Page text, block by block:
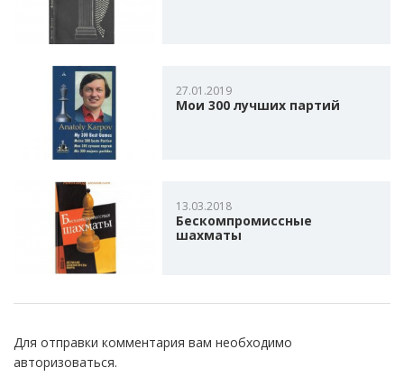
27.01.2019
Мои 300 лучших партий
13.03.2018
Бескомпромиссные
шахматы
Для отправки комментария вам необходимо
авторизоваться.